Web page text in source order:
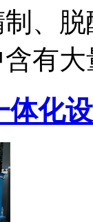
、
含有
体化